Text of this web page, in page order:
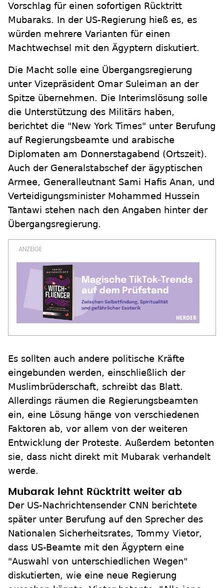
Vorschlag für einen sofortigen Rücktritt
Mubaraks. In der US-Regierung hieß es, es
würden mehrere Varianten für einen
Machtwechsel mit den Ägyptern diskutiert.
Die Macht solle eine Übergangsregierung
unter Vizepräsident Omar Suleiman an der
Spitze übernehmen. Die Interimslösung solle
die Unterstützung des Militärs haben,
berichtet die "New York Times" unter Berufung
auf Regierungsbeamte und arabische
Diplomaten am Donnerstagabend (Ortszeit).
Auch der Generalstabschef der ägyptischen
Armee, Generalleutnant Sami Hafis Anan, und
Verteidigungsminister Mohammed Hussein
Tantawi stehen nach den Angaben hinter der
Übergangsregierung.
Es sollten auch andere politische Kräfte
eingebunden werden, einschließlich der
Muslimbrüderschaft, schreibt das Blatt.
Allerdings räumen die Regierungsbeamten
ein, eine Lösung hänge von verschiedenen
Faktoren ab, vor allem von der weiteren
Entwicklung der Proteste. Außerdem betonten
sie, dass nicht direkt mit Mubarak verhandelt
werde.
Mubarak lehnt Rücktritt weiter ab
Der US-Nachrichtensender CNN berichtete
später unter Berufung auf den Sprecher des
Nationalen Sicherheitsrates, Tommy Vietor,
dass US-Beamte mit den Ägyptern eine
"Auswahl von unterschiedlichen Wegen"
diskutierten, wie eine neue Regierung